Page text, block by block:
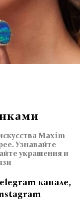
Maxim
Узнавайте
украшения и
канале,